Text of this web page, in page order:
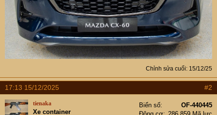
Chỉnh sửa cuối: 15/12/25
17:13 15/12/2025 #2
tienaka
Xe container
Biển số
OF-440445